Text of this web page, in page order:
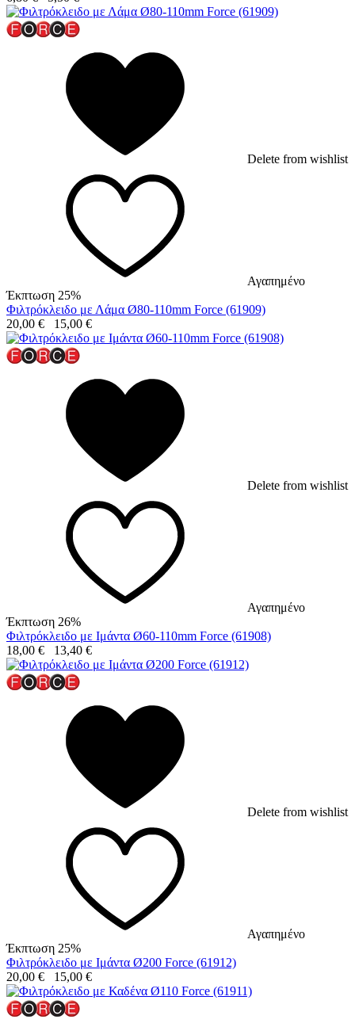
Delete from wishlist
Αγαπημένο
Έκπτωση 25%
Φιλτρόκλειδο με Λάμα Ø80-110mm Force (61909)
20,00 € 15,00 €
Delete from wishlist
Αγαπημένο
Έκπτωση 26%
Φιλτρόκλειδο με Ιμάντα Ø60-110mm Force (61908)
18,00 € 13,40 €
Delete from wishlist
Αγαπημένο
Έκπτωση 25%
Φιλτρόκλειδο με Ιμάντα Ø200 Force (61912)
20,00 € 15,00 €